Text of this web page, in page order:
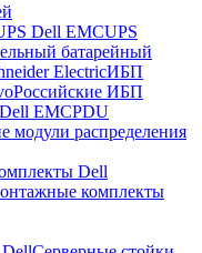
Dell EMCUPS
батарейный
ElectricИБП
Российские ИБП
EMCPDU
модули распределения
Dell
комплекты